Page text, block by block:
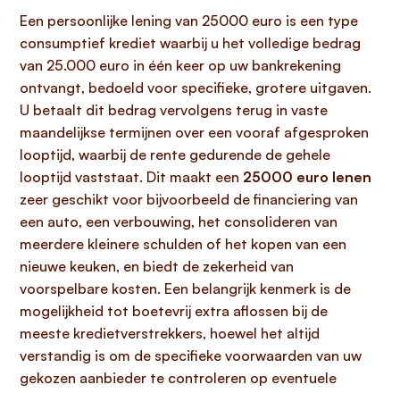
Een persoonlijke lening van 25000 euro is een type
consumptief krediet waarbij u het volledige bedrag
van 25.000 euro in één keer op uw bankrekening
ontvangt, bedoeld voor specifieke, grotere uitgaven.
U betaalt dit bedrag vervolgens terug in vaste
maandelijkse termijnen over een vooraf afgesproken
looptijd, waarbij de rente gedurende de gehele
looptijd vaststaat. Dit maakt een 25000 euro lenen
zeer geschikt voor bijvoorbeeld de financiering van
een auto, een verbouwing, het consolideren van
meerdere kleinere schulden of het kopen van een
nieuwe keuken, en biedt de zekerheid van
voorspelbare kosten. Een belangrijk kenmerk is de
mogelijkheid tot boetevrij extra aflossen bij de
meeste kredietverstrekkers, hoewel het altijd
verstandig is om de specifieke voorwaarden van uw
gekozen aanbieder te controleren op eventuele